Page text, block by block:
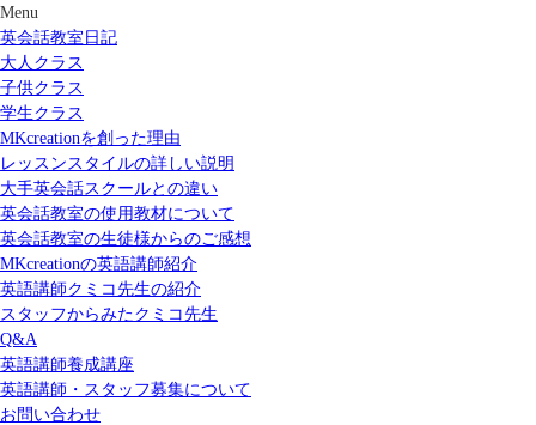
Menu
英会話教室日記
大人クラス
子供クラス
学生クラス
MKcreationを創った理由
レッスンスタイルの詳しい説明
大手英会話スクールとの違い
英会話教室の使用教材について
英会話教室の生徒様からのご感想
MKcreationの英語講師紹介
英語講師クミコ先生の紹介
スタッフからみたクミコ先生
Q&A
英語講師養成講座
英語講師・スタッフ募集について
お問い合わせ